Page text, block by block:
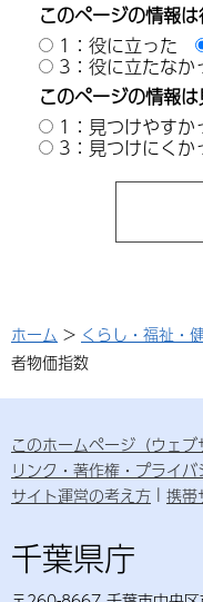
このページの情報
1：役に立った
3：役に立たなか
このページの情報
1：見つけやすか
3：見つけにくか
ホーム > くらし・福祉・
者物価指数
このホームページ（ウェ
リンク・著作権・プライ
サイト運営の考え方
携帯
千葉県庁